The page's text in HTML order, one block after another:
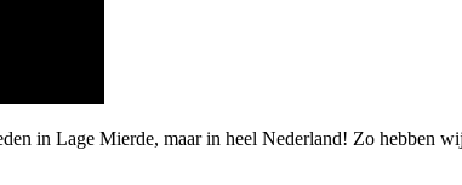
in Lage Mierde, maar in heel Nederland! Zo hebben